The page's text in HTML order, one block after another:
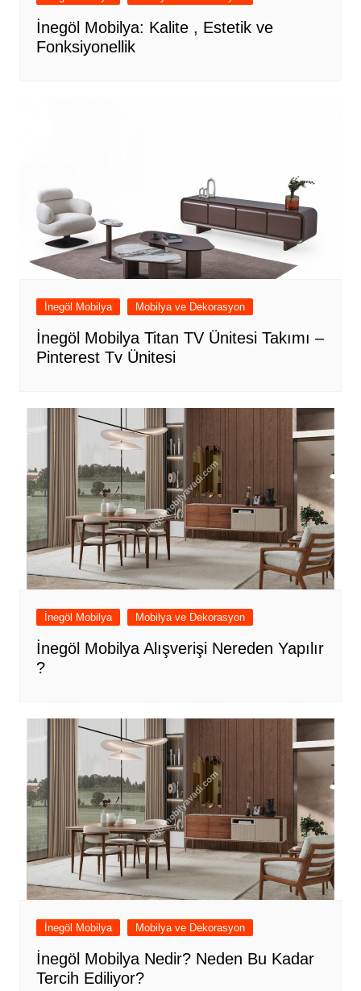
İnegöl Mobilya: Kalite , Estetik ve
Fonksiyonellik
İnegöl Mobilya Mobilya ve Dekorasyon
İnegöl Mobilya Titan TV Ünitesi Takımı –
Pinterest Tv Ünitesi
İnegöl Mobilya Mobilya ve Dekorasyon
İnegöl Mobilya Alışverişi Nereden Yapılır
?
İnegöl Mobilya Mobilya ve Dekorasyon
İnegöl Mobilya Nedir? Neden Bu Kadar
Tercih Ediliyor?